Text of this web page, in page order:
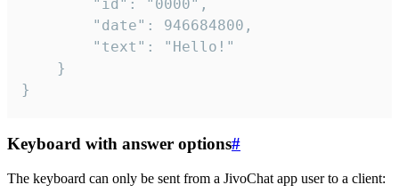
}
Keyboard with answer options#
The keyboard can only be sent from a JivoChat app user to a client: